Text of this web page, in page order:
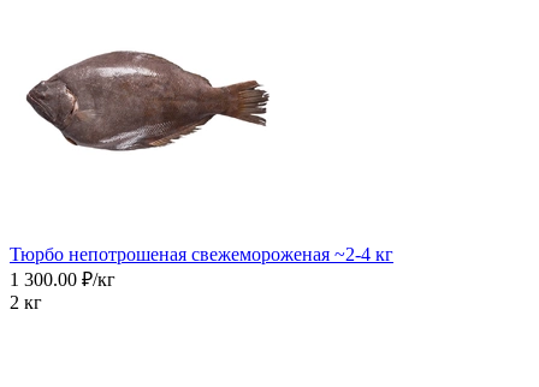
Тюрбо непотрошеная свежемороженая ~2-4 кг
1 300.00 ₽/кг
2 кг